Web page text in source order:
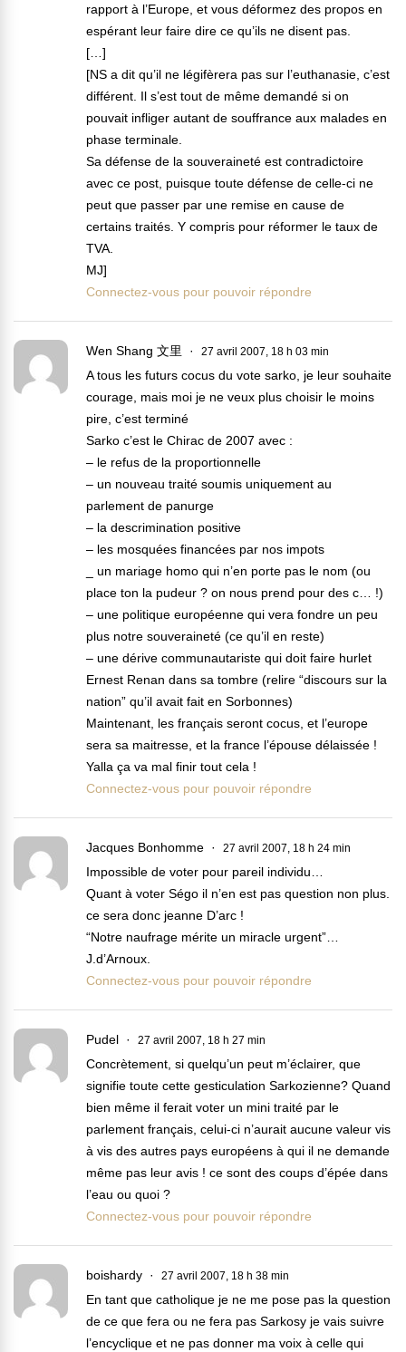
rapport à l’Europe, et vous déformez des propos en
espérant leur faire dire ce qu’ils ne disent pas.
[…]
[NS a dit qu’il ne légifèrera pas sur l’euthanasie, c’est
différent. Il s’est tout de même demandé si on
pouvait infliger autant de souffrance aux malades en
phase terminale.
Sa défense de la souveraineté est contradictoire
avec ce post, puisque toute défense de celle-ci ne
peut que passer par une remise en cause de
certains traités. Y compris pour réformer le taux de
TVA.
MJ]
Connectez-vous pour pouvoir répondre
Wen Shang 文里 27 avril 2007, 18 h 03 min
A tous les futurs cocus du vote sarko, je leur souhaite
courage, mais moi je ne veux plus choisir le moins
pire, c’est terminé
Sarko c’est le Chirac de 2007 avec :
– le refus de la proportionnelle
– un nouveau traité soumis uniquement au
parlement de panurge
– la descrimination positive
– les mosquées financées par nos impots
_ un mariage homo qui n’en porte pas le nom (ou
place ton la pudeur ? on nous prend pour des c… !)
– une politique européenne qui vera fondre un peu
plus notre souveraineté (ce qu’il en reste)
– une dérive communautariste qui doit faire hurlet
Ernest Renan dans sa tombre (relire “discours sur la
nation” qu’il avait fait en Sorbonnes)
Maintenant, les français seront cocus, et l’europe
sera sa maitresse, et la france l’épouse délaissée !
Yalla ça va mal finir tout cela !
Connectez-vous pour pouvoir répondre
Jacques Bonhomme 27 avril 2007, 18 h 24 min
Impossible de voter pour pareil individu…
Quant à voter Ségo il n’en est pas question non plus.
ce sera donc jeanne D’arc !
“Notre naufrage mérite un miracle urgent”…
J.d’Arnoux.
Connectez-vous pour pouvoir répondre
Pudel 27 avril 2007, 18 h 27 min
Concrètement, si quelqu’un peut m’éclairer, que
signifie toute cette gesticulation Sarkozienne? Quand
bien même il ferait voter un mini traité par le
parlement français, celui-ci n’aurait aucune valeur vis
à vis des autres pays européens à qui il ne demande
même pas leur avis ! ce sont des coups d’épée dans
l’eau ou quoi ?
Connectez-vous pour pouvoir répondre
boishardy 27 avril 2007, 18 h 38 min
En tant que catholique je ne me pose pas la question
de ce que fera ou ne fera pas Sarkosy je vais suivre
l’encyclique et ne pas donner ma voix à celle qui